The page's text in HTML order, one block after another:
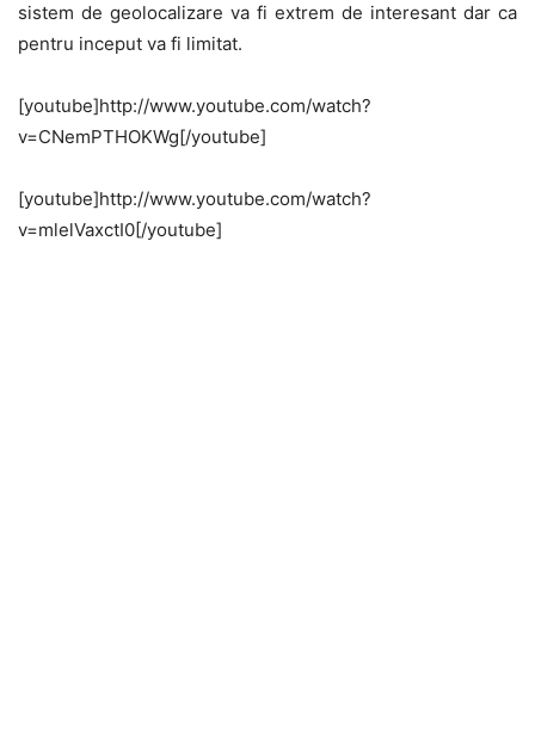
sistem de geolocalizare va fi extrem de interesant dar ca
pentru inceput va fi limitat.
[youtube]http://www.youtube.com/watch?
v=CNemPTHOKWg[/youtube]
[youtube]http://www.youtube.com/watch?
v=mlelVaxctI0[/youtube]